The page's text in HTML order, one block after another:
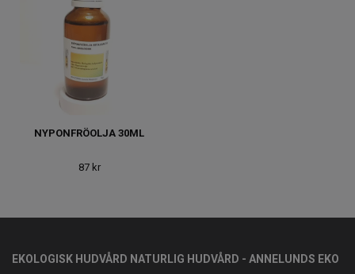
NYPONFRÖOLJA 30ML
87 kr
EKOLOGISK HUDVÅRD NATURLIG HUDVÅRD - ANNELUNDS EKO